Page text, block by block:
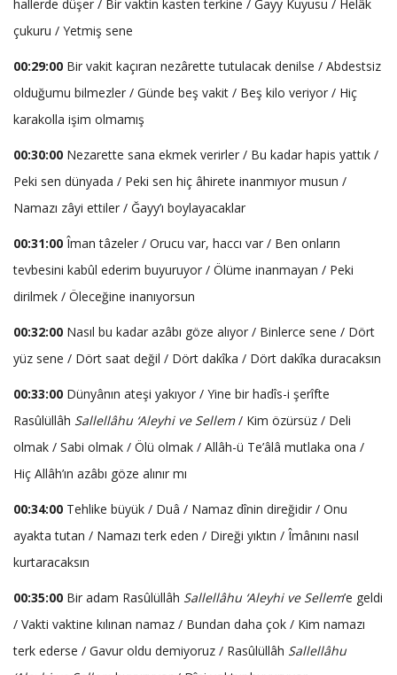
hallerde düşer / Bir vaktin kasten terkine / Ğayy Kuyusu / Helâk
çukuru / Yetmiş sene
00:29:00 Bir vakit kaçıran nezârette tutulacak denilse / Abdestsiz
olduğumu bilmezler / Günde beş vakit / Beş kilo veriyor / Hiç
karakolla işim olmamış
00:30:00 Nezarette sana ekmek verirler / Bu kadar hapis yattık /
Peki sen dünyada / Peki sen hiç âhirete inanmıyor musun /
Namazı zâyi ettiler / Ğayy’ı boylayacaklar
00:31:00 Îman tâzeler / Orucu var, haccı var / Ben onların
tevbesini kabûl ederim buyuruyor / Ölüme inanmayan / Peki
dirilmek / Öleceğine inanıyorsun
00:32:00 Nasıl bu kadar azâbı göze alıyor / Binlerce sene / Dört
yüz sene / Dört saat değil / Dört dakîka / Dört dakîka duracaksın
00:33:00 Dünyânın ateşi yakıyor / Yine bir hadîs-i şerîfte
Rasûlüllâh Sallellâhu ‘Aleyhi ve Sellem/ Kim özürsüz / Deli
olmak / Sabi olmak / Ölü olmak / Allâh-ü Te’âlâ mutlaka ona /
Hiç Allâh’ın azâbı göze alınır mı
00:34:00 Tehlike büyük / Duâ / Namaz dînin direğidir / Onu
ayakta tutan / Namazı terk eden / Direği yıktın / Îmânını nasıl
kurtaracaksın
00:35:00 Bir adam Rasûlüllâh Sallellâhu ‘Aleyhi ve Sellem’e geldi
/ Vakti vaktine kılınan namaz / Bundan daha çok / Kim namazı
terk ederse / Gavur oldu demiyoruz / Rasûlüllâh Sallellâhu